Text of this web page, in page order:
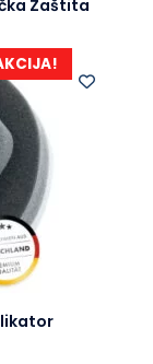
Zaštita